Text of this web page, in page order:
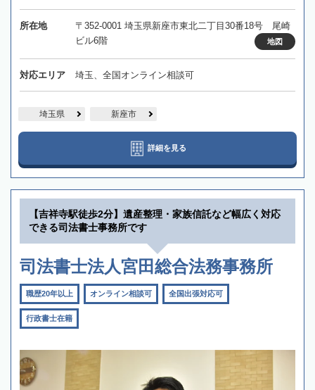
所在地
〒352-0001 埼玉県新座市東北二丁目30番18号 尾崎
ビル6階
地図
対応エリア 埼玉、全国オンライン相談可
埼玉県 新座市
詳細を見る
【吉祥寺駅徒歩2分】遺産整理・家族信託など幅広く対応
できる司法書士事務所です
司法書士法人宮田総合法務事務所
職歴20年以上 オンライン相談可 全国出張対応可
行政書士在籍